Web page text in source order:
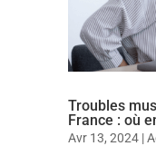
Troubles
France : où
Avr 13, 2024|